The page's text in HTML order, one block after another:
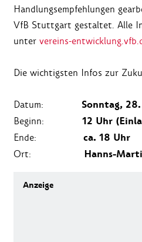
Handlungsempfehlungen
VfB Stuttgart gestaltet. Alle
unter vereins-
Die wichtigsten Infos zur
Datum: Sonntag,
Beginn: 12 Uhr (Einlass
Ende: ca. 18 Uhr
Ort: Hanns-